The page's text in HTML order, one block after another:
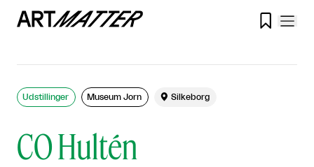

CO Hultén
Udstillinger Museum Jorn  Silkeborg